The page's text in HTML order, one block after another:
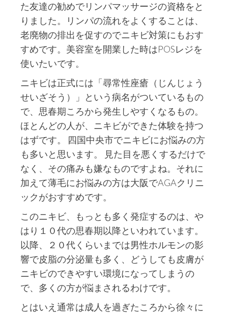
た友達の勧めでリンパマッサージの資格をと
りました。リンパの流れをよくすることは、
老廃物の排出を促すのでニキビ対策にもおす
すめです。美容室を開業した時はPOSレジを
使いたいです。
ニキビは正式には「尋常性座瘡（じんじょう
せいざそう）」という病名がついているもの
で、思春期ころから発生しやすくなるもの。
ほとんどの人が、ニキビができた体験を持つ
はずです。 四国中央市でニキビにお悩みの方
も多いと思います。 見た目を悪くするだけで
なく、その痛みも嫌なものですよね。それに
加えて薄毛にお悩みの方は大阪でAGAクリニ
ックがおすすめです。
このニキビ、もっとも多く発症するのは、や
はり１０代の思春期以降といわれています。
以降、２０代くらいまでは男性ホルモンの影
響で皮脂の分泌量も多く、どうしても皮膚が
ニキビのできやすい環境になってしまうの
で、多くの方が悩まされるわけです。
とはいえ通常は成人を過ぎたころから徐々に